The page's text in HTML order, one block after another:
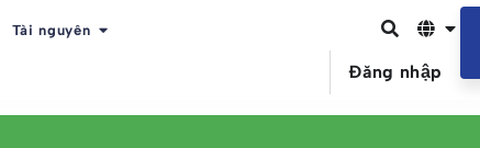
Tài nguyên
Đăng nhập